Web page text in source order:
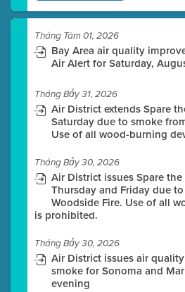
Tháng Tám 01, 2026
Bay Area air quality
Air Alert for Saturday,
Tháng Bảy 31, 2026
Air District extends Spare
Saturday due to smoke
Use of all wood-burning
Tháng Bảy 30, 2026
Air District issues Spare
Thursday and Friday due
Woodside Fire. Use of all
is prohibited.
Tháng Bảy 30, 2026
Air District issues air
smoke for Sonoma and
evening